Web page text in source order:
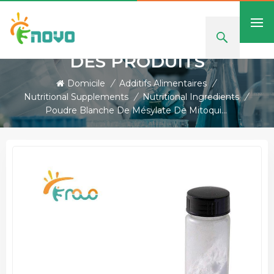
DES PRODUITS
Domicile / Additifs Alimentaires /
Nutritional Supplements / Nutritional Ingredients /
Poudre Blanche De Mésylate De Mitoquinone De Bonne Qualité